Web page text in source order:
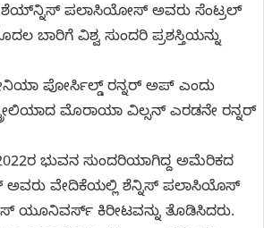
ಶೆಯ್‌ನ್ನಿಸ್‌ ಪಲಾಸಿಯೋಸ್‌ ಅವರು ಸೆಂಟ್ರಲ್
ಬಾರಿಗೆ ವಿಶ್ವ ಸುಂದರಿ ಪ್ರಶಸ್ತಿಯನ್ನು
ಪೋರ್ಸಿಲ್ಡ್ ರನ್ನರ್ ಅಪ್ ಎಂದು
ಮೊರಾಯಾ ವಿಲ್ಸನ್ ಎರಡನೇ ರನ್ನರ್
ಭುವನ ಸುಂದರಿಯಾಗಿದ್ದ ಅಮೆರಿಕದ
ವೇದಿಕೆಯಲ್ಲಿ ಶೆನ್ನಿಸ್ ಪಲಾಸಿಯೊಸ್
ಕಿರೀಟವನ್ನು ತೊಡಿಸಿದರು.